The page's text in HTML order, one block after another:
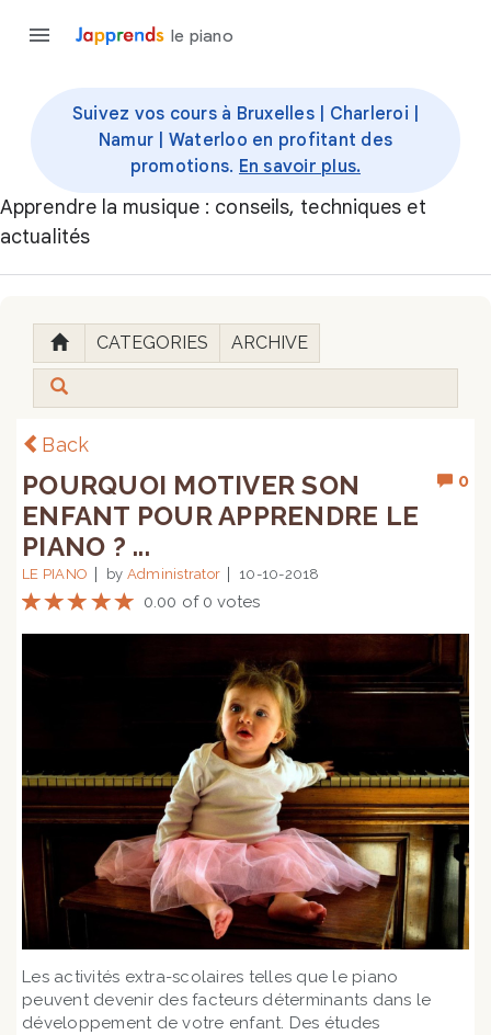
le piano
Suivez vos cours à Bruxelles | Charleroi |
Namur | Waterloo en profitant des
promotions. En savoir plus.
Apprendre la musique : conseils, techniques et
actualités
CATEGORIES ARCHIVE
Back
0
POURQUOI MOTIVER SON
ENFANT POUR APPRENDRE LE
PIANO ? ...
LE PIANO by Administrator 10-10-2018
0.00 of 0 votes
Les activités extra-scolaires telles que le piano
peuvent devenir des facteurs déterminants dans le
développement de votre enfant. Des études